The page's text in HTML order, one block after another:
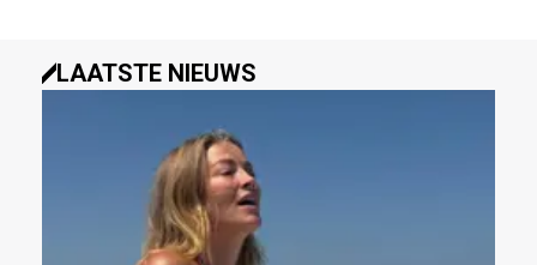
LAATSTE NIEUWS